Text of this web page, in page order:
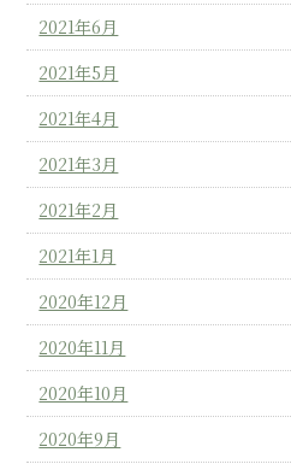
2021年6月
2021年5月
2021年4月
2021年3月
2021年2月
2021年1月
2020年12月
2020年11月
2020年10月
2020年9月